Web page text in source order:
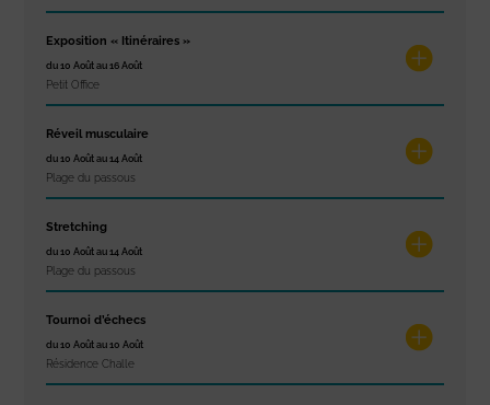
Exposition « Itinéraires »
du 10 Août au 16 Août
Petit Office
Réveil musculaire
du 10 Août au 14 Août
Plage du passous
Stretching
du 10 Août au 14 Août
Plage du passous
Tournoi d’échecs
du 10 Août au 10 Août
Résidence Challe